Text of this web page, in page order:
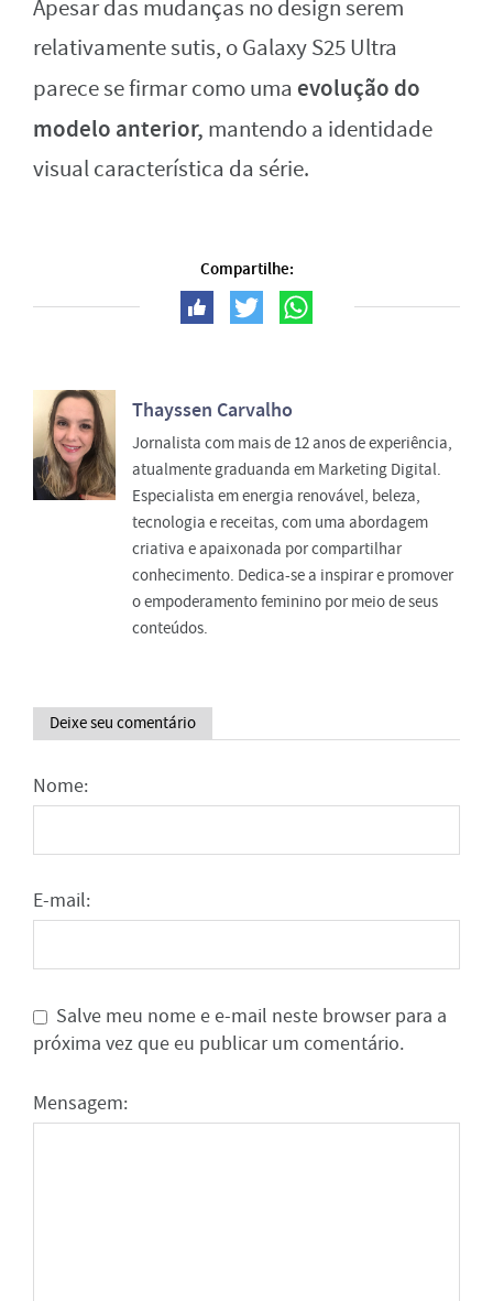
Apesar das mudanças no design serem
relativamente sutis, o Galaxy S25 Ultra
parece se firmar como uma evolução do
modelo anterior, mantendo a identidade
visual característica da série.
Compartilhe:
Thayssen Carvalho
Jornalista com mais de 12 anos de experiência,
atualmente graduanda em Marketing Digital.
Especialista em energia renovável, beleza,
tecnologia e receitas, com uma abordagem
criativa e apaixonada por compartilhar
conhecimento. Dedica-se a inspirar e promover
o empoderamento feminino por meio de seus
conteúdos.
Deixe seu comentário
Nome:
E-mail:
Salve meu nome e e-mail neste browser para a
próxima vez que eu publicar um comentário.
Mensagem: